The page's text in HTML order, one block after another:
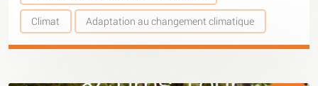
Climat Adaptation au changement climatique